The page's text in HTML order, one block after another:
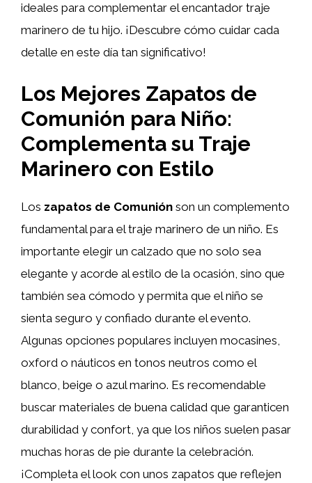
ideales para complementar el encantador traje
marinero de tu hijo. ¡Descubre cómo cuidar cada
detalle en este día tan significativo!
Los Mejores Zapatos de
Comunión para Niño:
Complementa su Traje
Marinero con Estilo
Los zapatos de Comunión son un complemento
fundamental para el traje marinero de un niño. Es
importante elegir un calzado que no solo sea
elegante y acorde al estilo de la ocasión, sino que
también sea cómodo y permita que el niño se
sienta seguro y confiado durante el evento.
Algunas opciones populares incluyen mocasines,
oxford o náuticos en tonos neutros como el
blanco, beige o azul marino. Es recomendable
buscar materiales de buena calidad que garanticen
durabilidad y confort, ya que los niños suelen pasar
muchas horas de pie durante la celebración.
¡Completa el look con unos zapatos que reflejen